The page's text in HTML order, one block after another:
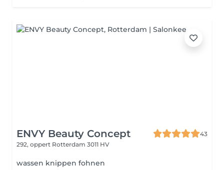
ENVY Beauty Concept
43
292, oppert Rotterdam 3011 HV
wassen knippen fohnen